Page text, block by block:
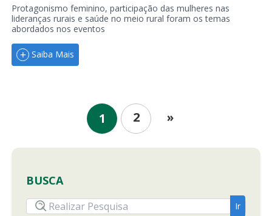
Protagonismo feminino, participação das mulheres nas
lideranças rurais e saúde no meio rural foram os temas
abordados nos eventos
Saiba Mais
1 2 »
BUSCA